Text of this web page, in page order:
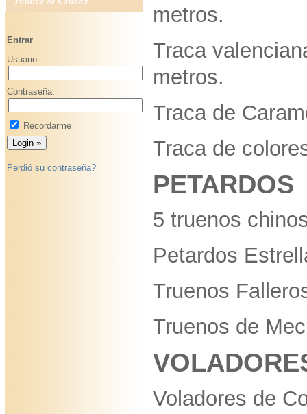
Entrar
Usuario:
Contraseña:
Recordarme
Perdió su contraseña?
metros.
Traca
metros.
Traca de
Traca de
PETARDOS
5 truenos
Petardos
Truenos
Truenos de
Voladores de